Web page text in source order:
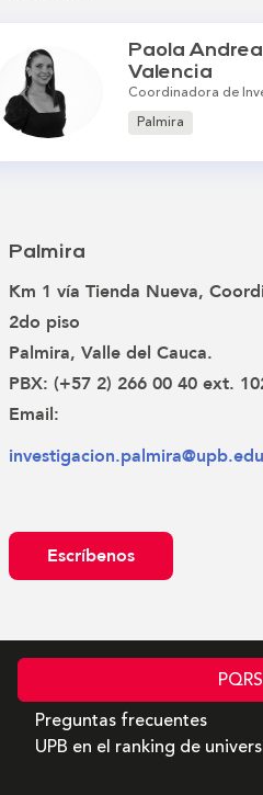
Paola
Valencia
Coordinadora de
Palmira
Palmira
Km 1 vía Tienda Nueva,
2do piso
Palmira, Valle del Cauca.
PBX: (+57 2) 266 00 40 ext.
Email:
Escríbenos
Preguntas frecuentes
UPB en el ranking de